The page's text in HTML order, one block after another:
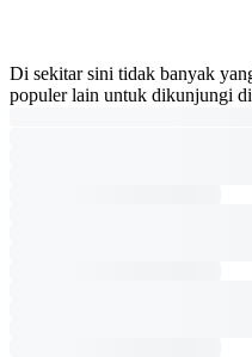
Di sekitar sini tidak banyak
populer lain untuk dikunjungi